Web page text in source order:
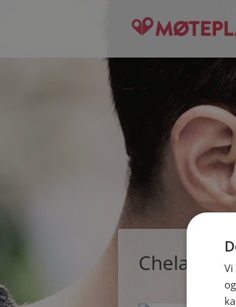
Chela,